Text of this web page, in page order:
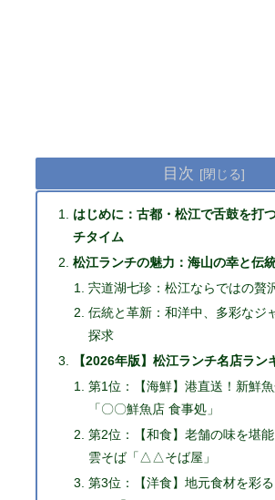
目次
はじめに：古都・松江で舌鼓を打
チタイム
松江ランチの魅力：海山の幸と伝
宍道湖七珍：松江ならではの贅
伝統と革新：和洋中、多彩なジ
探求
【2026年版】松江ランチ名店ラン
第1位：【海鮮】港直送！新鮮
「〇〇鮮魚店 食事処」
第2位：【和食】老舗の味を堪
雲そば「△△そば屋」
第3位：【洋食】地元食材を彩